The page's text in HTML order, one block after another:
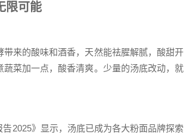
限可能
来的酸味和酒香，天然能祛腥解腻，酸甜开
菜加一点，酸香清爽。少量的汤底改动，就
2025》显示，汤底已成为各大粉面品牌探索